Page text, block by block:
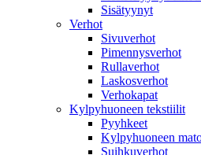
Sisätyynyt
Verhot
Sivuverhot
Pimennysverhot
Rullaverhot
Laskosverhot
Verhokapat
Kylpyhuoneen tekstiilit
Pyyhkeet
Kylpyhuoneen
Suihkuverhot